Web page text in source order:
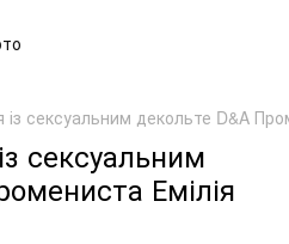
із сексуальним декольте D&A
сексуальним
Емілія